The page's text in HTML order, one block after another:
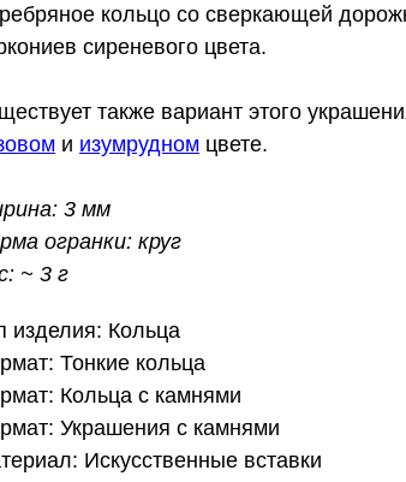
кольцо со сверкающей
сиреневого цвета.
также вариант этого
и изумрудном цвете.
3 мм
огранки: круг
~ 3 г
изделия: Кольца
Тонкие кольца
Кольца с камнями
Украшения с камнями
Искусственные вставки